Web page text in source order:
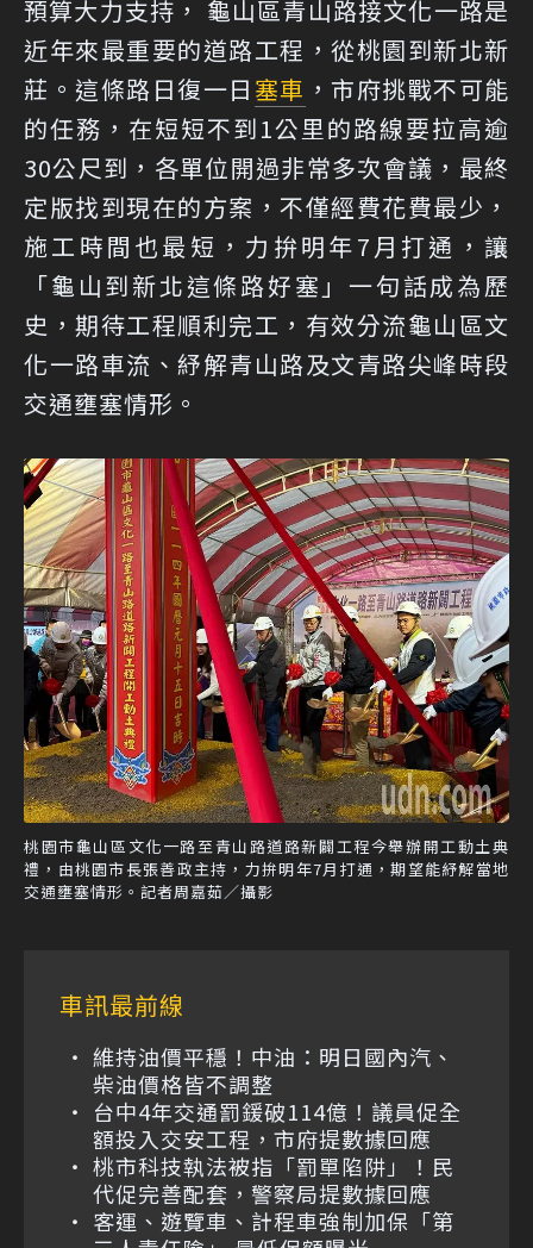
預算大力支持， 龜山區青山路接文化一路是
近年來最重要的道路工程，從桃園到新北新
莊。這條路日復一日 塞車 ，市府挑戰不可能
的任務，在短短不到1公里的路線要拉高逾
30公尺到，各單位開過非常多次會議，最終
定版找到現在的方案，不僅經費花費最少，
施工時間也最短，力拚明年7月打通，讓
「龜山到新北這條路好塞」一句話成為歷
史，期待工程順利完工，有效分流龜山區文
化一路車流、紓解青山路及文青路尖峰時段
交通壅塞情形。
桃園市龜山區文化一路至青山路道路新闢工程今舉辦開工動土典
禮，由桃園市長張善政主持，力拚明年7月打通，期望能紓解當地
交通壅塞情形。記者周嘉茹／攝影
車訊最前線
維持油價平穩！中油：明日國內汽、
柴油價格皆不調整
台中4年交通罰鍰破114億！議員促全
額投入交安工程，市府提數據回應
桃市科技執法被指「罰單陷阱」！民
代促完善配套，警察局提數據回應
客運、遊覽車、計程車強制加保「第